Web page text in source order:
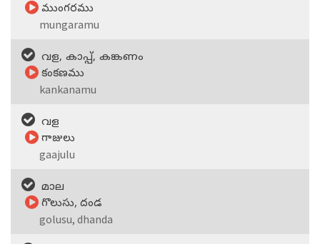
ముంగరము
mungaramu
വള, കാപ്പ്‌, കങ്കണം
కంకణము
kankanamu
വള
గాజులు
gaajulu
മാല
గొలుసు, దండ
golusu, dhanda